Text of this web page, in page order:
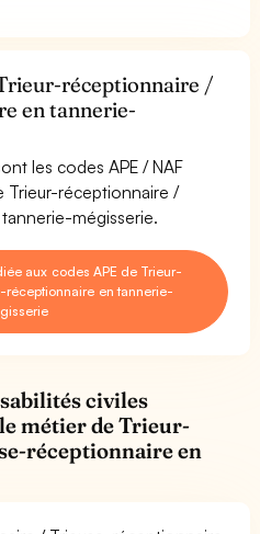
réceptionnaire /
en tannerie-
les codes APE / NAF
Trieur-réceptionnaire /
mégisserie.
aux codes APE de Trieur-
réceptionnaire en tannerie-
civiles
métier de Trieur-
réceptionnaire en